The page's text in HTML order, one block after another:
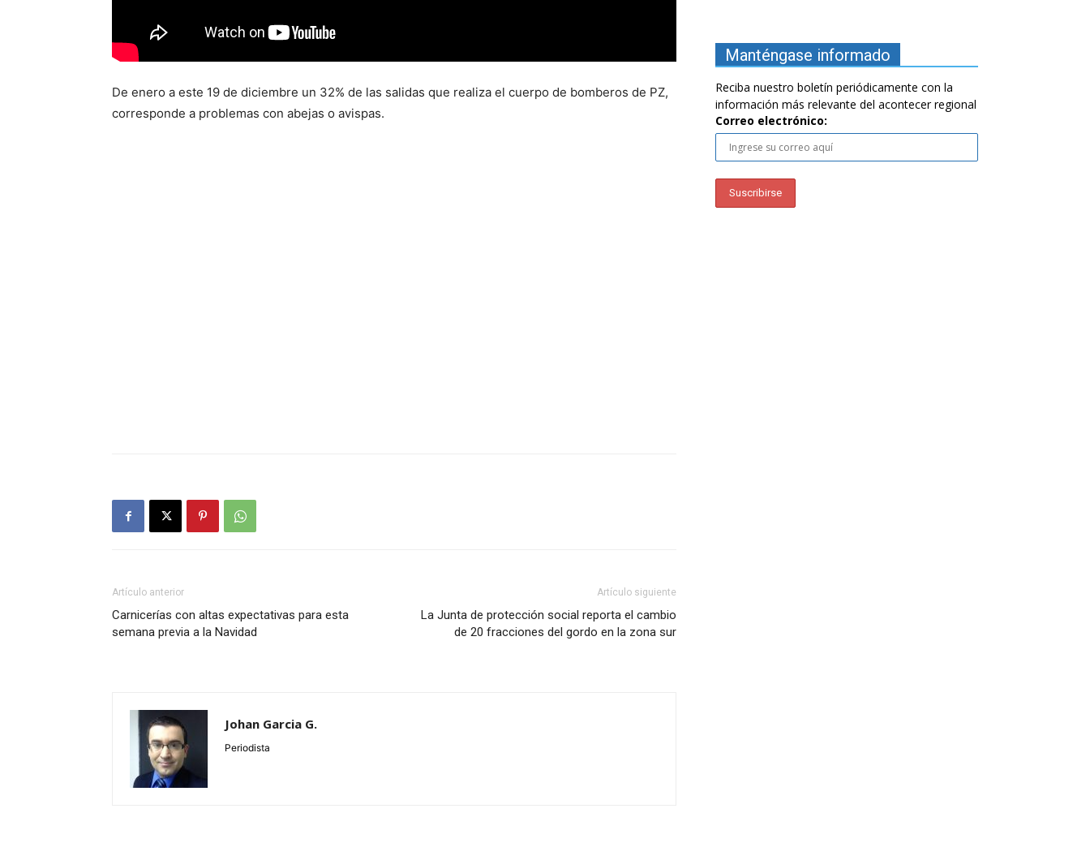
De enero a este 19 de diciembre un 32% de las salidas que realiza el cuerpo de bomberos de PZ,
corresponde a problemas con abejas o avispas.
Artículo anterior
Carnicerías con altas expectativas para esta
semana previa a la Navidad
Artículo siguiente
La Junta de protección social reporta el cambio
de 20 fracciones del gordo en la zona sur
Johan Garcia G.
Periodista
Manténgase informado
Reciba nuestro boletín periódicamente con la
información más relevante del acontecer regional
Correo electrónico: